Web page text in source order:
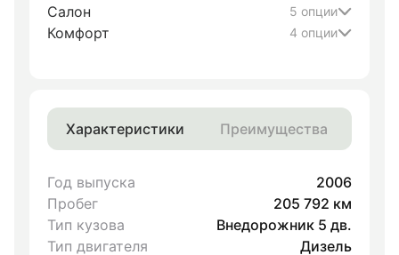
Салон 5 опции
Комфорт 4 опции
Характеристики Преимущества
Год выпуска
2006
Пробег
205 792 км
Тип кузова
Внедорожник 5 дв.
Тип двигателя
Дизель